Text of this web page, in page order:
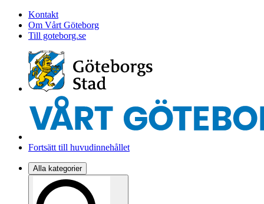
Kontakt
Om Vårt Göteborg
Till goteborg.se
Fortsätt till huvudinnehållet
Alla kategorier